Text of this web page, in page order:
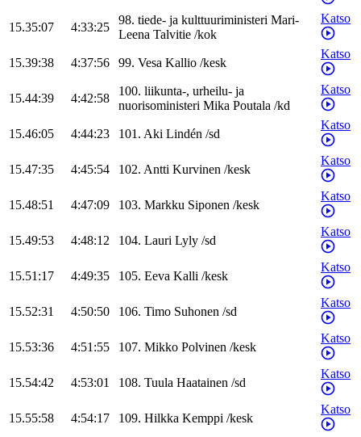
15.35:07 4:33:25
98. tiede- ja kulttuuriministeri Mari-
Leena Talvitie /kok
Katso
15.39:38 4:37:56 99. Vesa Kallio /kesk
Katso
15.44:39 4:42:58
100. liikunta-, urheilu- ja
nuorisoministeri Mika Poutala /kd
Katso
15.46:05 4:44:23 101. Aki Lindén /sd
Katso
15.47:35 4:45:54 102. Antti Kurvinen /kesk
Katso
15.48:51 4:47:09 103. Markku Siponen /kesk
Katso
15.49:53 4:48:12 104. Lauri Lyly /sd
Katso
15.51:17 4:49:35 105. Eeva Kalli /kesk
Katso
15.52:31 4:50:50 106. Timo Suhonen /sd
Katso
15.53:36 4:51:55 107. Mikko Polvinen /kesk
Katso
15.54:42 4:53:01 108. Tuula Haatainen /sd
Katso
15.55:58 4:54:17 109. Hilkka Kemppi /kesk
Katso